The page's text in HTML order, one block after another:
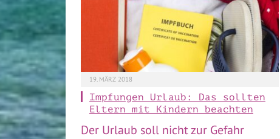
19. MÄRZ 2018
Impfungen Urlaub: Das sollten
Eltern mit Kindern beachten
Der Urlaub soll nicht zur Gefahr